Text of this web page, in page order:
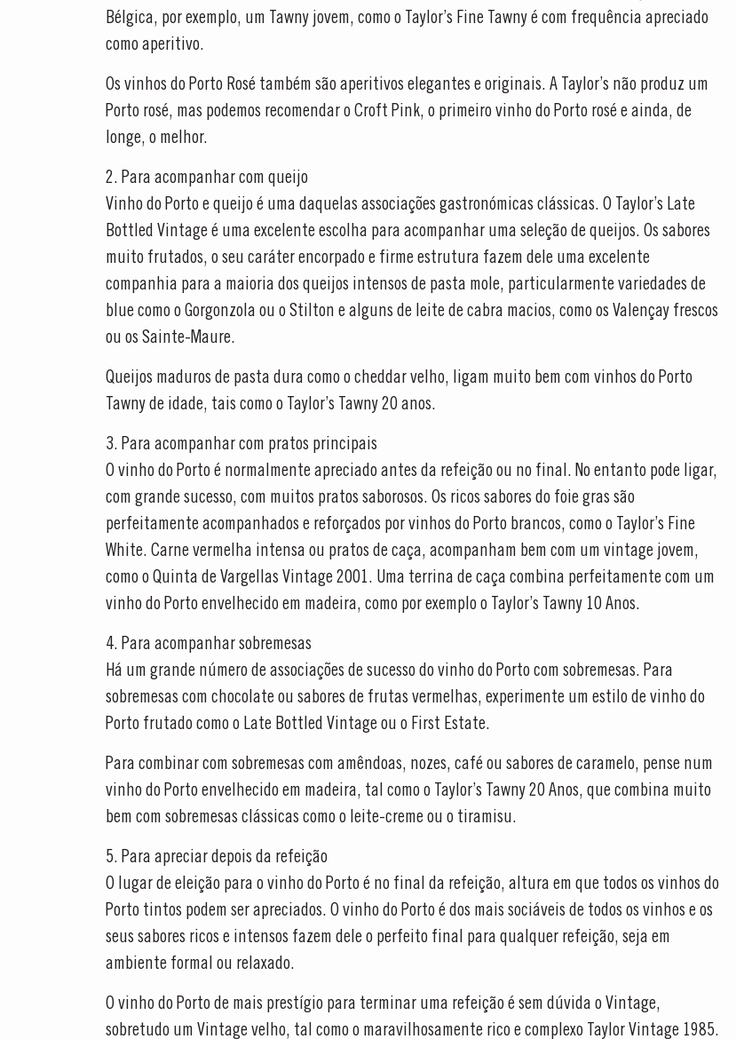
Bélgica, por exemplo, um Tawny jovem, como o Taylor’s Fine Tawny é com frequência apreciado
como aperitivo.
Os vinhos do Porto Rosé também são aperitivos elegantes e originais. A Taylor’s não produz um
Porto rosé, mas podemos recomendar o Croft Pink, o primeiro vinho do Porto rosé e ainda, de
longe, o melhor.
2. Para acompanhar com queijo
Vinho do Porto e queijo é uma daquelas associações gastronómicas clássicas. O Taylor’s Late
Bottled Vintage é uma excelente escolha para acompanhar uma seleção de queijos. Os sabores
muito frutados, o seu caráter encorpado e firme estrutura fazem dele uma excelente
companhia para a maioria dos queijos intensos de pasta mole, particularmente variedades de
blue como o Gorgonzola ou o Stilton e alguns de leite de cabra macios, como os Valençay frescos
ou os Sainte-Maure.
Queijos maduros de pasta dura como o cheddar velho, ligam muito bem com vinhos do Porto
Tawny de idade, tais como o Taylor’s Tawny 20 anos.
3. Para acompanhar com pratos principais
O vinho do Porto é normalmente apreciado antes da refeição ou no final. No entanto pode ligar,
com grande sucesso, com muitos pratos saborosos. Os ricos sabores do foie gras são
perfeitamente acompanhados e reforçados por vinhos do Porto brancos, como o Taylor’s Fine
White. Carne vermelha intensa ou pratos de caça, acompanham bem com um vintage jovem,
como o Quinta de Vargellas Vintage 2001. Uma terrina de caça combina perfeitamente com um
vinho do Porto envelhecido em madeira, como por exemplo o Taylor’s Tawny 10 Anos.
4. Para acompanhar sobremesas
Há um grande número de associações de sucesso do vinho do Porto com sobremesas. Para
sobremesas com chocolate ou sabores de frutas vermelhas, experimente um estilo de vinho do
Porto frutado como o Late Bottled Vintage ou o First Estate.
Para combinar com sobremesas com amêndoas, nozes, café ou sabores de caramelo, pense num
vinho do Porto envelhecido em madeira, tal como o Taylor’s Tawny 20 Anos, que combina muito
bem com sobremesas clássicas como o leite-creme ou o tiramisu.
5. Para apreciar depois da refeição
O lugar de eleição para o vinho do Porto é no final da refeição, altura em que todos os vinhos do
Porto tintos podem ser apreciados. O vinho do Porto é dos mais sociáveis de todos os vinhos e os
seus sabores ricos e intensos fazem dele o perfeito final para qualquer refeição, seja em
ambiente formal ou relaxado.
O vinho do Porto de mais prestígio para terminar uma refeição é sem dúvida o Vintage,
sobretudo um Vintage velho, tal como o maravilhosamente rico e complexo Taylor Vintage 1985.
MASTERCLASSES NA TAYLOR'S
Masterclass do dia: Vargellas, disponível todos os dias às 15h. É necessário fazer reserva.